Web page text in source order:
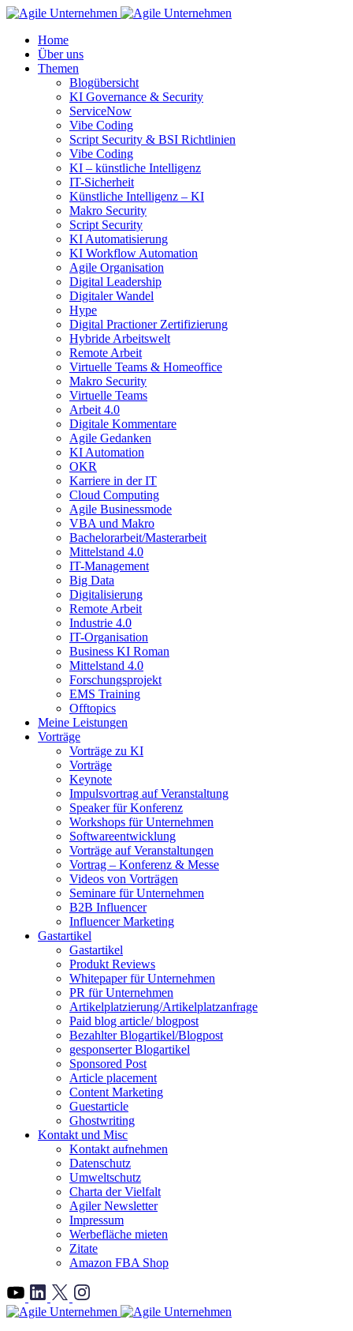
Home
Über uns
Themen
Blogübersicht
KI Governance & Security
ServiceNow
Vibe Coding
Script Security & BSI Richtlinien
Vibe Coding
KI – künstliche Intelligenz
IT-Sicherheit
Künstliche Intelligenz – KI
Makro Security
Script Security
KI Automatisierung
KI Workflow Automation
Agile Organisation
Digital Leadership
Digitaler Wandel
Hype
Digital Practioner Zertifizierung
Hybride Arbeitswelt
Remote Arbeit
Virtuelle Teams & Homeoffice
Makro Security
Virtuelle Teams
Arbeit 4.0
Digitale Kommentare
Agile Gedanken
KI Automation
OKR
Karriere in der IT
Cloud Computing
Agile Businessmode
VBA und Makro
Bachelorarbeit/Masterarbeit
Mittelstand 4.0
IT-Management
Big Data
Digitalisierung
Remote Arbeit
Industrie 4.0
IT-Organisation
Business KI Roman
Mittelstand 4.0
Forschungsprojekt
EMS Training
Offtopics
Meine Leistungen
Vorträge
Vorträge zu KI
Vorträge
Keynote
Impulsvortrag auf Veranstaltung
Speaker für Konferenz
Workshops für Unternehmen
Softwareentwicklung
Vorträge auf Veranstaltungen
Vortrag – Konferenz & Messe
Videos von Vorträgen
Seminare für Unternehmen
B2B Influencer
Influencer Marketing
Gastartikel
Gastartikel
Produkt Reviews
Whitepaper für Unternehmen
PR für Unternehmen
Artikelplatzierung/Artikelplatzanfrage
Paid blog article/ blogpost
Bezahlter Blogartikel/Blogpost
gesponserter Blogartikel
Sponsored Post
Article placement
Content Marketing
Guestarticle
Ghostwriting
Kontakt und Misc
Kontakt aufnehmen
Datenschutz
Umweltschutz
Charta der Vielfalt
Agiler Newsletter
Impressum
Werbefläche mieten
Zitate
Amazon FBA Shop
">